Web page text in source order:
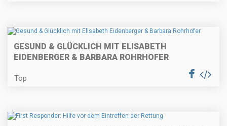
GESUND & GLÜCKLICH MIT ELISABETH
EIDENBERGER & BARBARA ROHRHOFER
Top